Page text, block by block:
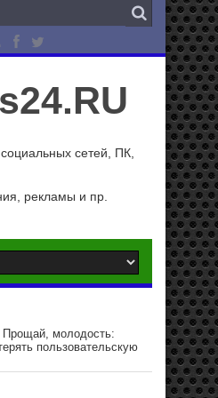
сетей, ПК,
рекламы и пр.
Прощай, молодость:
пользовательскую